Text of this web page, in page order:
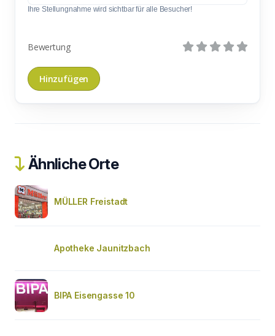
Ihre Stellungnahme wird sichtbar für alle Besucher!
Bewertung
Ähnliche Orte
MÜLLER Freistadt
Apotheke Jaunitzbach
BIPA Eisengasse 10